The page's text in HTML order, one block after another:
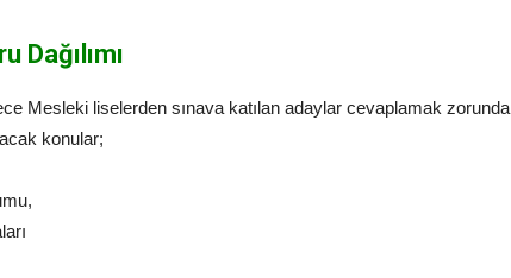
Dağılımı
Mesleki liselerden sınava katılan adaylar cevaplamak zorunda
konular;